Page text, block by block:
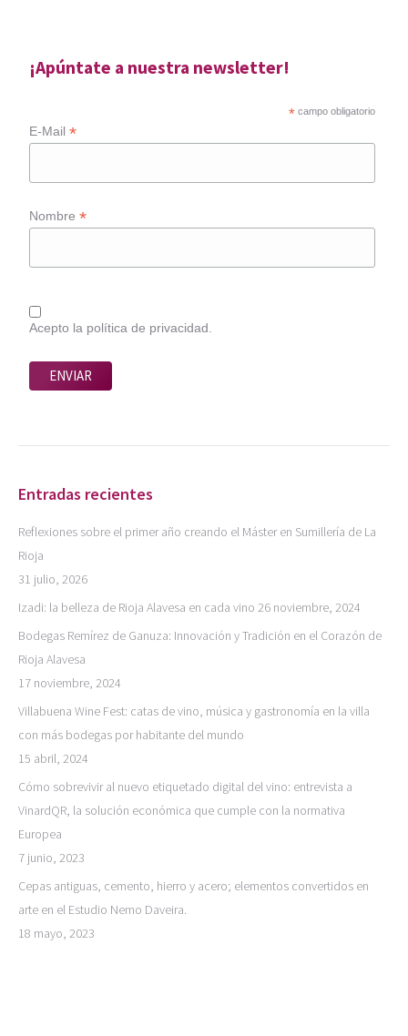
¡Apúntate a nuestra newsletter!
* campo obligatorio
E-Mail*
Nombre*
Acepto la política de privacidad.
Entradas recientes
Reflexiones sobre el primer año creando el Máster en Sumillería de La
Rioja
31 julio, 2026
Izadi: la belleza de Rioja Alavesa en cada vino 26 noviembre, 2024
Bodegas Remírez de Ganuza: Innovación y Tradición en el Corazón de
Rioja Alavesa
17 noviembre, 2024
Villabuena Wine Fest: catas de vino, música y gastronomía en la villa
con más bodegas por habitante del mundo
15 abril, 2024
Cómo sobrevivir al nuevo etiquetado digital del vino: entrevista a
VinardQR, la solución económica que cumple con la normativa
Europea
7 junio, 2023
Cepas antiguas, cemento, hierro y acero; elementos convertidos en
arte en el Estudio Nemo Daveira.
18 mayo, 2023